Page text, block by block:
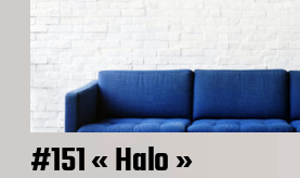
#151 « Halo »